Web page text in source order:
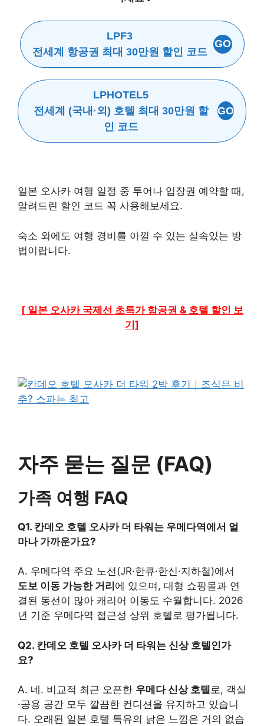
LPF3
전세계 항공권 최대 30만원 할인 코드
GO
LPHOTEL5
전세계 (국내·외) 호텔 최대 30만원 할
인 코드
GO
일본 오사카 여행 일정 중 투어나 입장권 예약할 때,
알려드린 할인 코드 꼭 사용해보세요.
숙소 외에도 여행 경비를 아낄 수 있는 실속있는 방
법이랍니다.
[ 일본 오사카 국제선 초특가 항공권 & 호텔 할인 보
기]
자주 묻는 질문 (FAQ)
가족 여행 FAQ
Q1. 칸데오 호텔 오사카 더 타워는 우메다역에서 얼
마나 가까운가요?
A. 우메다역 주요 노선(JR·한큐·한신·지하철)에서
도보 이동 가능한 거리 에 있으며, 대형 쇼핑몰과 연
결된 동선이 많아 캐리어 이동도 수월합니다. 2026
년 기준 우메다역 접근성 상위 호텔로 평가됩니다.
Q2. 칸데오 호텔 오사카 더 타워는 신상 호텔인가
요?
A. 네. 비교적 최근 오픈한 우메다 신상 호텔 로, 객실
·공용 공간 모두 깔끔한 컨디션을 유지하고 있습니
다. 오래된 일본 호텔 특유의 낡은 느낌은 거의 없습